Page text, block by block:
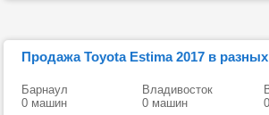
Продажа Toyota Estima 2017 в
Барнаул
0 машин
Владивосток
0 машин